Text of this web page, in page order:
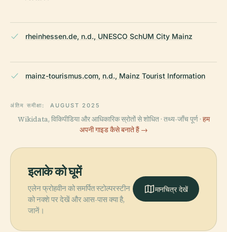
rheinhessen.de, n.d., UNESCO SchUM City Mainz
mainz-tourismus.com, n.d., Mainz Tourist Information
अंतिम समीक्षा: AUGUST 2025
Wikidata, विकिपीडिया और आधिकारिक स्रोतों से शोधित · तथ्य-जाँच पूर्ण · हम
अपनी गाइड कैसे बनाते हैं →
इलाके को घूमें
एलेन फ्रोहवीन को समर्पित स्टोल्परस्टीन
को नक्शे पर देखें और आस-पास क्या है,
जानें।
मानचित्र देखें